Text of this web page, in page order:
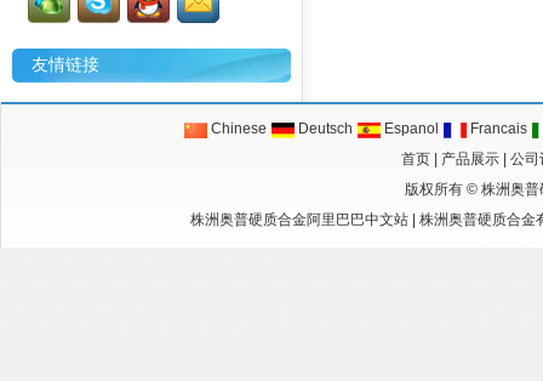
友情链接
Chinese Deutsch Espanol
Francais
首页
产品展示
公司
版权所有 © 株洲奥普
株洲奥普硬质合金阿里巴巴中文站| 株洲奥普硬质合金